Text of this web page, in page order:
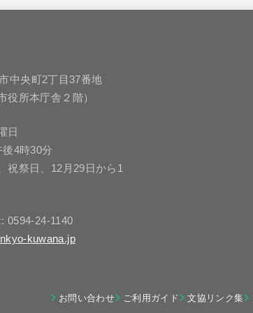
中央町2丁目37番地
所本庁舎２階）
日
時30分
祝祭日、12月29日から1
0594-24-1140
kuwana.jp
お問い合わせ ご利用ガイド 文協リンク集